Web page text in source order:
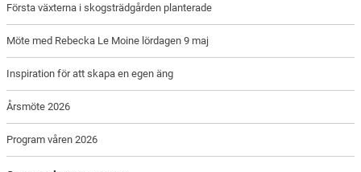
Första växterna i skogsträdgården planterade
Möte med Rebecka Le Moine lördagen 9 maj
Inspiration för att skapa en egen äng
Årsmöte 2026
Program våren 2026